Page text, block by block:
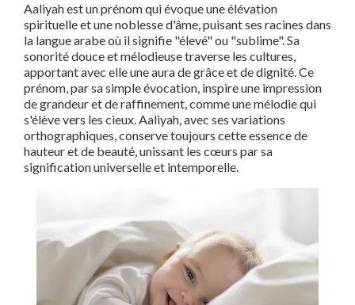
Aaliyah est un prénom qui évoque une élévation
spirituelle et une noblesse d'âme, puisant ses racines dans
la langue arabe où il signifie "élevé" ou "sublime". Sa
sonorité douce et mélodieuse traverse les cultures,
apportant avec elle une aura de grâce et de dignité. Ce
prénom, par sa simple évocation, inspire une impression
de grandeur et de raffinement, comme une mélodie qui
s'élève vers les cieux. Aaliyah, avec ses variations
orthographiques, conserve toujours cette essence de
hauteur et de beauté, unissant les cœurs par sa
signification universelle et intemporelle.